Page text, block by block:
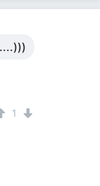
1